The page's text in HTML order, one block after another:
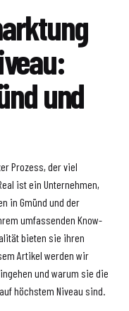
und
Prozess, der viel
ist ein Unternehmen,
in Gmünd und der
umfassenden Know-
bieten sie ihren
Artikel werden wir
und warum sie die
höchstem Niveau sind.